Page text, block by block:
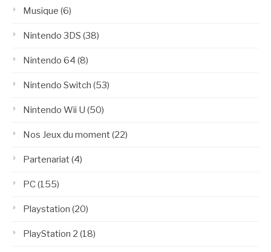
Musique (6)
Nintendo 3DS (38)
Nintendo 64 (8)
Nintendo Switch (53)
Nintendo Wii U (50)
Nos Jeux du moment(22)
Partenariat(4)
PC(155)
Playstation (20)
PlayStation 2 (18)